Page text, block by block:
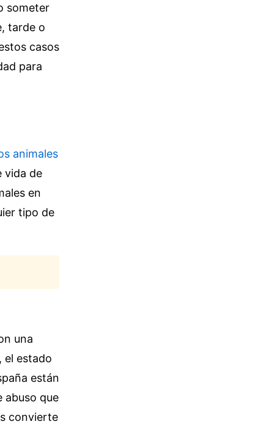
someter
tarde o
casos
para
animales
vida de
en
tipo de
una
el estado
están
abuso que
convierte